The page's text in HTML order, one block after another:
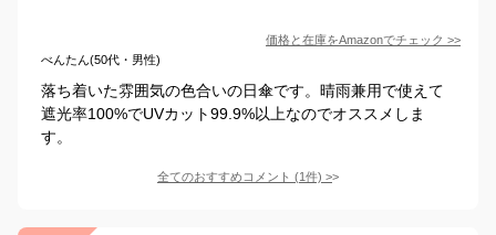
価格と在庫をAmazonでチェック >>
べんたん(50代・男性)
落ち着いた雰囲気の色合いの日傘です。晴雨兼用で使えて
遮光率100%でUVカット99.9%以上なのでオススメしま
す。
全てのおすすめコメント (1件) >